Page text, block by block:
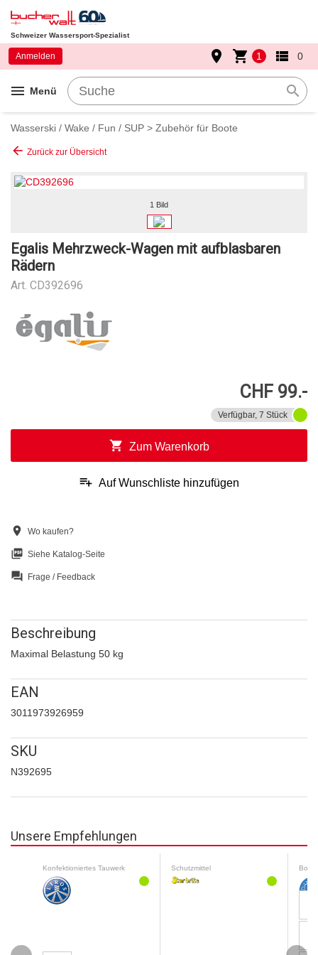
Schweizer Wassersport-Spezialist
menu Menü search
Anmelden place shopping_cart 1 view_list 0
Wasserski / Wake / Fun / SUP > Zubehör für Boote
arrow_back Zurück zur Übersicht
1 Bild
Egalis Mehrzweck-Wagen mit aufblasbaren
Rädern
Art. CD392696
CHF 99.-
Verfügbar, 7 Stück
shopping_cart Zum Warenkorb
playlist_add Auf Wunschliste hinzufügen
location_on Wo kaufen?
picture_as_pdf Siehe Katalog-Seite
question_answer Frage / Feedback
Beschreibung
Maximal Belastung 50 kg
EAN
3011973926959
SKU
N392695
Unsere Empfehlungen
Konfektioniertes Tauwerk Schutzmittel